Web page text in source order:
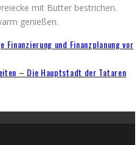
mit Butter bestrichen.
genießen.
und Finanzplanung vor
– Die Hauptstadt der Tataren